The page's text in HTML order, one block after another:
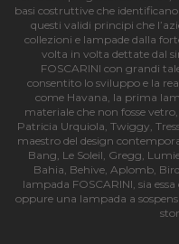
basi costruttive che
questi validi principi che
collezioni e lampade dalla
volta in volta dettate dal
FOSCARINI con grandi
consentito lo sviluppo e la
come Havana, la prima
materiale che non fosse
Patricia Urquiola, Twiggy,
maestro del design
Bang, Le Soleil, Gregg,
Bahia, Behive, Aplomb,
lampada FOSCARINI, sia
oppure una lampada a
Strettamente
I cookie
funzionalità
dell'utente e la
può essere
strettamente